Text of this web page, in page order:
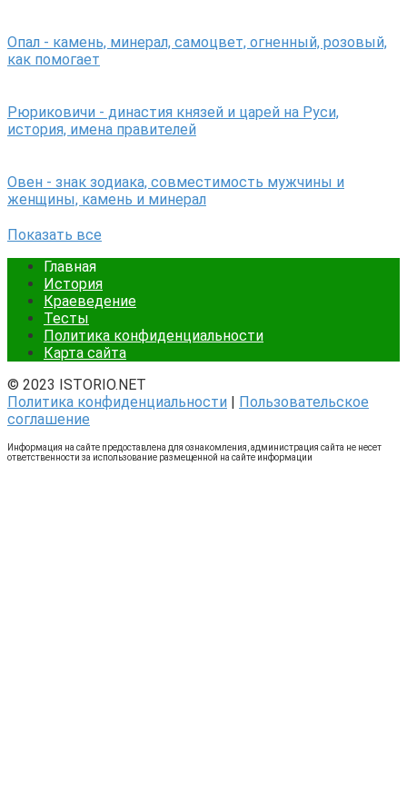
Опал - камень, минерал, самоцвет, огненный, розовый,
как помогает
Рюриковичи - династия князей и царей на Руси,
история, имена правителей
Овен - знак зодиака, совместимость мужчины и
женщины, камень и минерал
Показать все
Главная
История
Краеведение
Тесты
Политика конфиденциальности
Карта сайта
© 2023 ISTORIO.NET
Политика конфиденциальности | Пользовательское
соглашение
Информация на сайте предоставлена для ознакомления, администрация сайта не несет
ответственности за использование размещенной на сайте информации